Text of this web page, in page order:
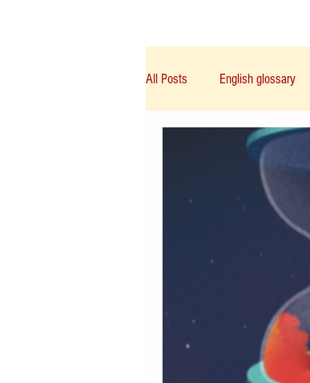
All Posts English glossary
IGCSE/A-Level/IB/AP
Chinese English